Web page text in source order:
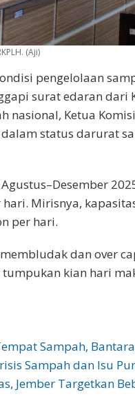
(Aji)
pengelolaan
surat edaran dari
Ketua
status darurat
Mirisnya,
per hari.
dan over
kian hari
Sampah,
Sampah dan Isu
Jember Targetkan